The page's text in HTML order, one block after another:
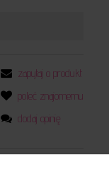
zapytaj o produkt
poleć znajomemu
dodaj opinię